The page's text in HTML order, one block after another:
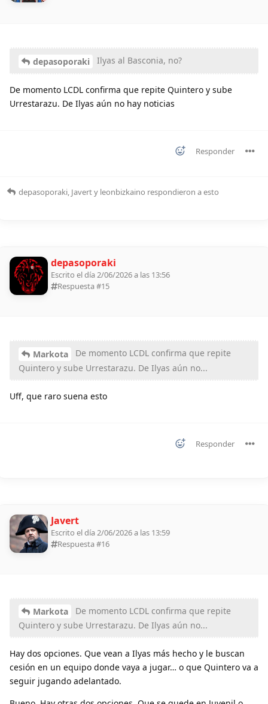
depasoporaki Ilyas al Basconia, no?
De momento LCDL confirma que repite Quintero y sube
Urrestarazu. De Ilyas aún no hay noticias
Responder
depasoporaki, Javerty leonbizkaino respondieron a esto
depasoporaki
Escrito el día 2/06/2026 a las 13:56
Respuesta #15
Markota
De momento LCDL confirma que repite
Quintero y sube Urrestarazu. De Ilyas aún no...
Uff, que raro suena esto
Responder
Javert
Escrito el día 2/06/2026 a las 13:59
Respuesta #16
Markota
De momento LCDL confirma que repite
Quintero y sube Urrestarazu. De Ilyas aún no...
Hay dos opciones. Que vean a Ilyas más hecho y le buscan
cesión en un equipo donde vaya a jugar… o que Quintero va a
seguir jugando adelantado.